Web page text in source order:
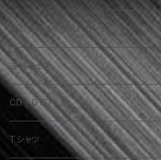
愛の支援 (※ポストカード)
遠隔チェキ
AKIRA（VOLCANO / 他）
RELUNA（Regina fantasma）
CD / DVD / 他
Tシャツ